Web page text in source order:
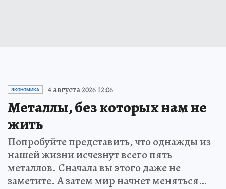
ЭКОНОМИКА 4 августа 2026 12:06
Металлы, без которых нам не
жить
Попробуйте представить, что однажды из
нашей жизни исчезнут всего пять
металлов. Сначала вы этого даже не
заметите. А затем мир начнет меняться…